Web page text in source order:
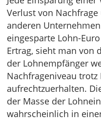
Verlust von
anderen
eingesparte Lohn-
Ertrag, sieht man von
der Lohnempfänger
Nachfrageniveau
aufrechtzuerhalten.
der Masse der
wahrscheinlich in